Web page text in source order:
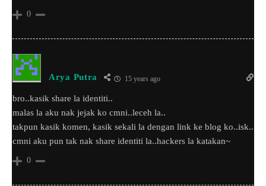
0
Arya Putra 15 years ago
bro..kasik share la identiti..
malas la aku nak jejak ko cmni..leceh la..
takpun kasik komen, kasik sekali la dengan link ke blog ko..isk..
cmni aku pun tak nak share identiti la..hackers la katakan~
0